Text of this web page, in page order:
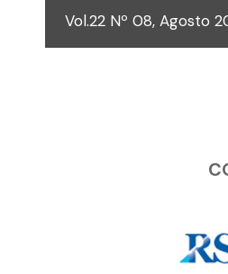
Vol.22 Nº 08, Agosto